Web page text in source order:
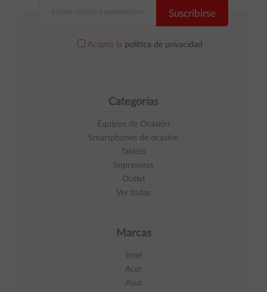
Suscribirse
Acepto la política de privacidad
Categorías
Equipos de Ocasión
Smartphones de ocasión
Tablets
Impresoras
Outlet
Ver todas
Marcas
Intel
Acer
Asus